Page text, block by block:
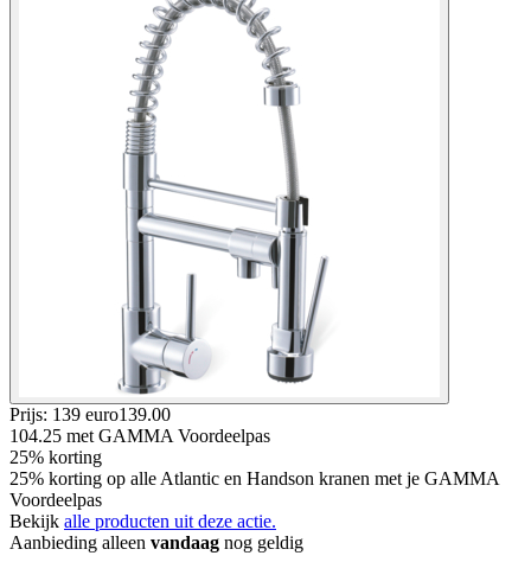
Prijs: 139 euro139.00
104.25 met GAMMA Voordeelpas
25% korting
25% korting op alle Atlantic en Handson kranen met je GAMMA
Voordeelpas
Bekijk alle producten uit deze actie.
Aanbieding alleen vandaag nog geldig